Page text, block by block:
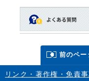
前のペー
リンク・著作権・免責